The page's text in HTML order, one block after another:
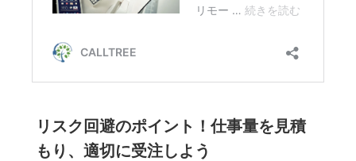
リスク回避のポイント！仕事量を見積
もり、適切に受注しよう